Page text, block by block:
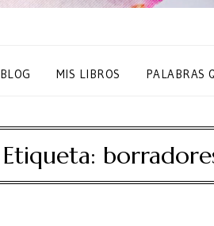
BLOG MIS LIBROS PALABRAS
Etiqueta: